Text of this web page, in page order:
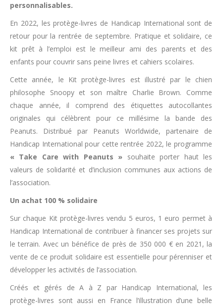
personnalisables.
En 2022, les protège-livres de Handicap International sont de
retour pour la rentrée de septembre. Pratique et solidaire, ce
kit prêt à l’emploi est le meilleur ami des parents et des
enfants pour couvrir sans peine livres et cahiers scolaires.
Cette année, le Kit protège-livres est illustré par le chien
philosophe Snoopy et son maître Charlie Brown. Comme
chaque année, il comprend des étiquettes autocollantes
originales qui célèbrent pour ce millésime la bande des
Peanuts. Distribué par Peanuts Worldwide, partenaire de
Handicap International pour cette rentrée 2022, le programme
« Take Care with Peanuts » souhaite porter haut les
valeurs de solidarité et d’inclusion communes aux actions de
l’association.
Un achat 100 % solidaire
Sur chaque Kit protège-livres vendu 5 euros, 1 euro permet à
Handicap International de contribuer à financer ses projets sur
le terrain. Avec un bénéfice de près de 350 000 € en 2021, la
vente de ce produit solidaire est essentielle pour pérenniser et
développer les activités de l’association.
Créés et gérés de A à Z par Handicap International, les
protège-livres sont aussi en France l’illustration d’une belle